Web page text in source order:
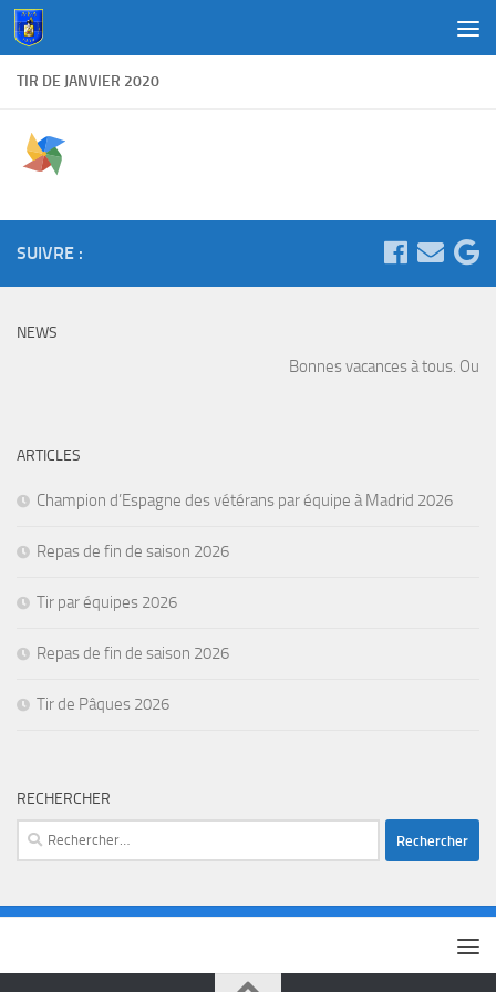
Au dessous du contenu
TIR DE JANVIER 2020
SUIVRE :
NEWS
Bonnes vacances à tous.
ARTICLES
Champion d’Espagne des vétérans par équipe à Madrid 2026
Repas de fin de saison 2026
Tir par équipes 2026
Repas de fin de saison 2026
Tir de Pâques 2026
RECHERCHER